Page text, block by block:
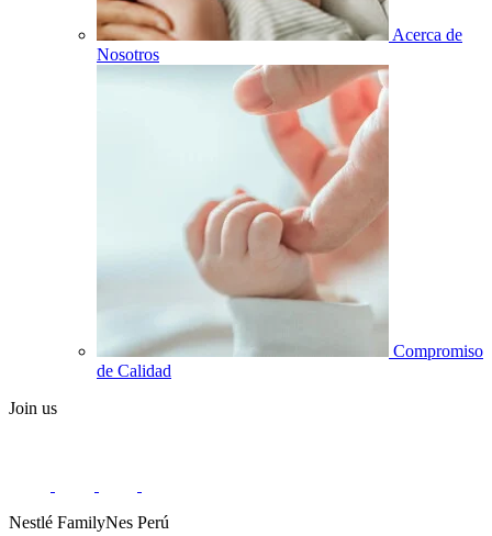
Acerca de
Nosotros
Compromiso
de Calidad
Join us
Nestlé FamilyNes Perú